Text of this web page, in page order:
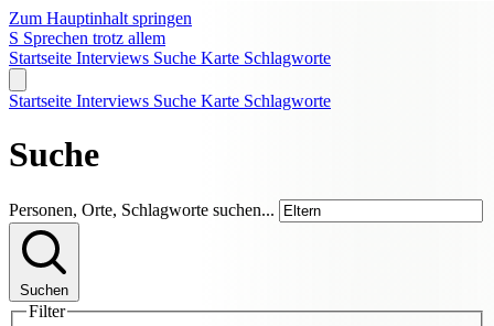
Zum Hauptinhalt springen
S Sprechen trotz allem
Startseite Interviews Suche Karte Schlagworte
Startseite Interviews Suche Karte Schlagworte
Suche
Personen, Orte, Schlagworte suchen...
Suchen
Filter